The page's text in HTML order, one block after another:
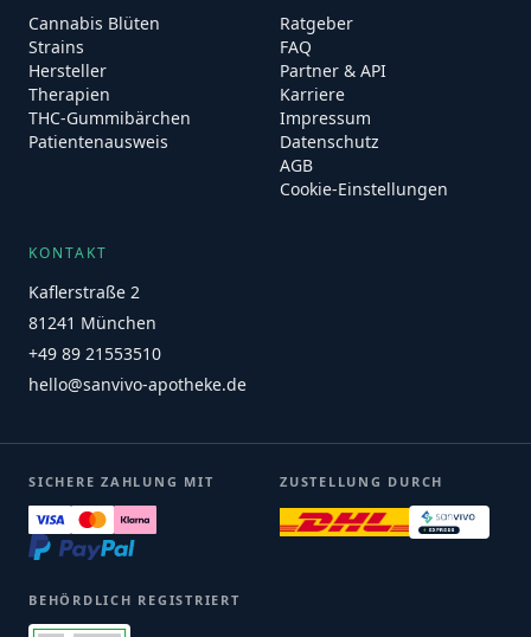
Cannabis Blüten
Strains
Hersteller
Therapien
THC-Gummibärchen
Patientenausweis
Ratgeber
FAQ
Partner & API
Karriere
Impressum
Datenschutz
AGB
Cookie-Einstellungen
KONTAKT
Kaflerstraße 2
81241 München
+49 89 21553510
hello@sanvivo-apotheke.de
SICHERE ZAHLUNG MIT ZUSTELLUNG DURCH
BEHÖRDLICH REGISTRIERT